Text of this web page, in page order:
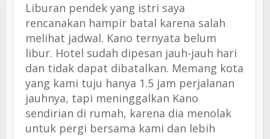
Liburan pendek yang istri saya
rencanakan hampir batal karena salah
melihat jadwal. Kano ternyata belum
libur. Hotel sudah dipesan jauh-jauh hari
dan tidak dapat dibatalkan. Memang kota
yang kami tuju hanya 1.5 jam perjalanan
jauhnya, tapi meninggalkan Kano
sendirian di rumah, karena dia menolak
untuk pergi bersama kami dan lebih